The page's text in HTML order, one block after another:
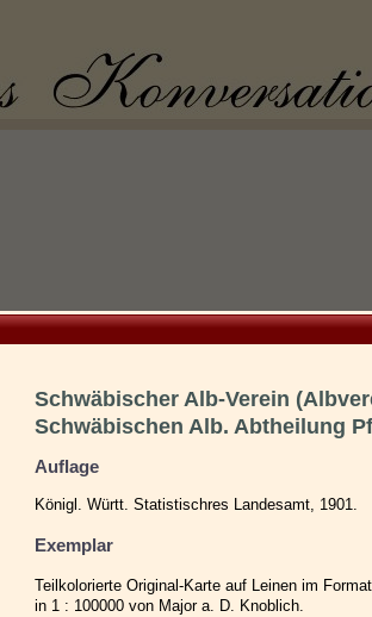
Schwäbischer Alb-Verein
Schwäbischen Alb. Abtheilung
Auflage
Königl. Württ. Statistischres Landesamt, 1901.
Exemplar
Teilkolorierte Original-Karte auf Leinen im
in 1 : 100000 von Major a. D. Knoblich.